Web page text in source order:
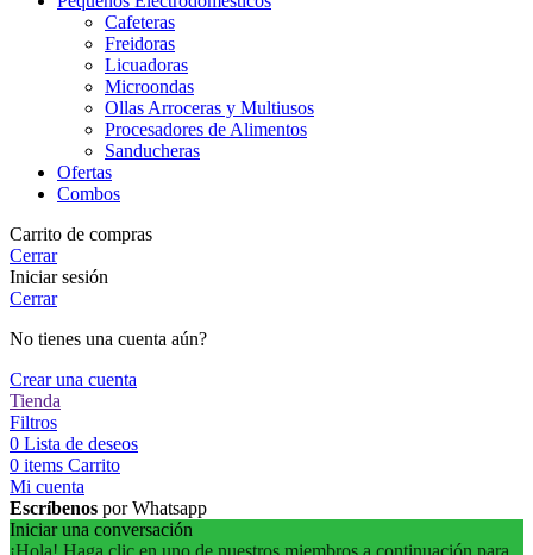
Cafeteras
Freidoras
Licuadoras
Microondas
Ollas Arroceras y Multiusos
Procesadores de Alimentos
Sanducheras
Ofertas
Combos
Carrito de compras
Cerrar
Iniciar sesión
Cerrar
No tienes una cuenta aún?
Crear una cuenta
Tienda
Filtros
0 Lista de deseos
0 items Carrito
Mi cuenta
Escríbenos por Whatsapp
Iniciar una conversación